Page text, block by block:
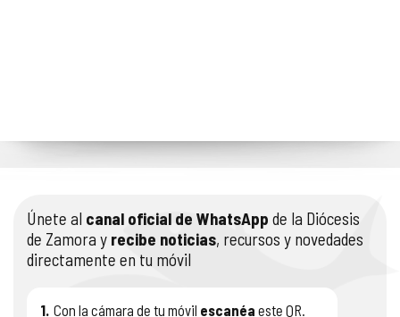
Únete al canal oficial de WhatsApp de la Diócesis
de Zamora y recibe noticias, recursos y novedades
directamente en tu móvil
1. Con la cámara de tu móvil escanéa este QR.